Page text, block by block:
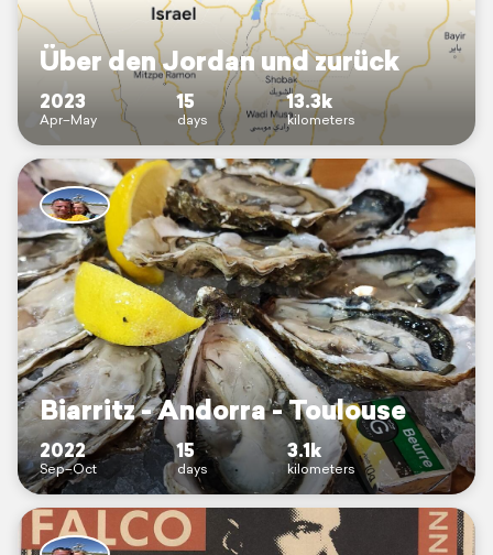
Über den Jordan und zurück
2023
Apr–May
15
days
13.3k
kilometers
Biarritz - Andorra - Toulouse
2022
Sep–Oct
15
days
3.1k
kilometers